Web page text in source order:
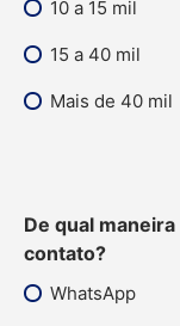
10 a 15 mil
15 a 40 mil
Mais de 40 mil
De qual
contato?
WhatsApp